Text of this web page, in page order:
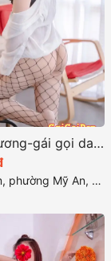
Quỳnh Phương-gái gọi danang có khuôn mặt xinh dâm
An, Ngũ Hành Sơn, Đà Nẵng